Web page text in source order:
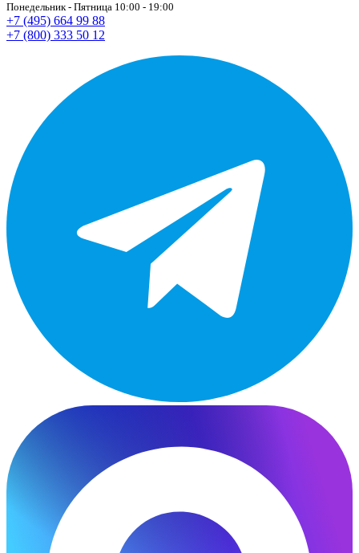
Понедельник - Пятница 10:00 - 19:00
+7 (495) 664 99 88
+7 (800) 333 50 12